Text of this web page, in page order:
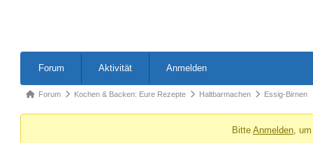
Navigation
Forum Aktivität Anmelden
Forum-Forum Kochen & Backen: Eure Rezepte Haltbarmachen Essig-Birnen
Bitte Anmelden, um